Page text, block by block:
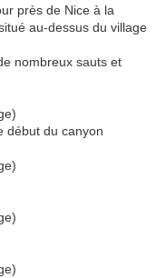
près de Nice à la
au-dessus du village
nombreux sauts et
début du canyon